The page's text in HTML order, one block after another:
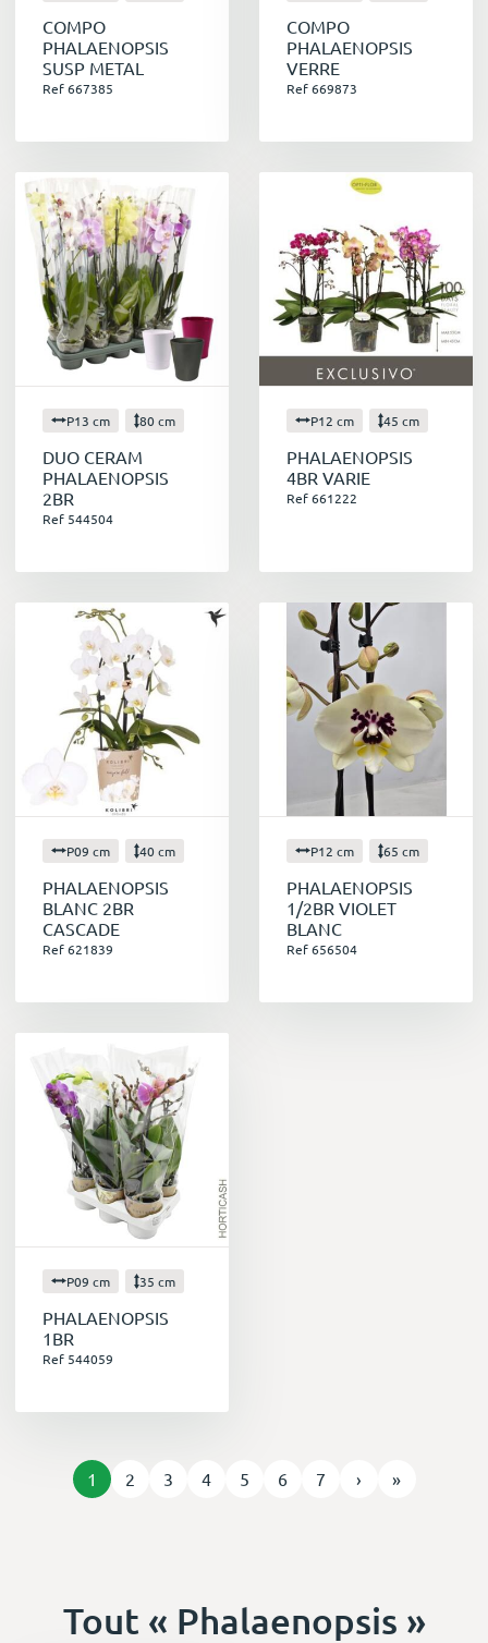
COMPO
PHALAENOPSIS
SUSP METAL
Ref 667385
COMPO
PHALAENOPSIS
VERRE
Ref 669873
P13 cm 80 cm
DUO CERAM
PHALAENOPSIS
2BR
Ref 544504
P12 cm 45 cm
PHALAENOPSIS
4BR VARIE
Ref 661222
P09 cm 40 cm
PHALAENOPSIS
BLANC 2BR
CASCADE
Ref 621839
P12 cm 65 cm
PHALAENOPSIS
1/2BR VIOLET
BLANC
Ref 656504
P09 cm 35 cm
PHALAENOPSIS
1BR
Ref 544059
1 2 3 4 5 6 7 › »
Tout « Phalaenopsis »